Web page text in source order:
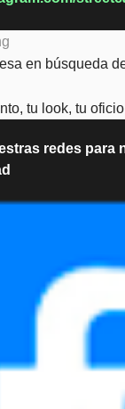
en búsqueda
tu look, tu
redes para